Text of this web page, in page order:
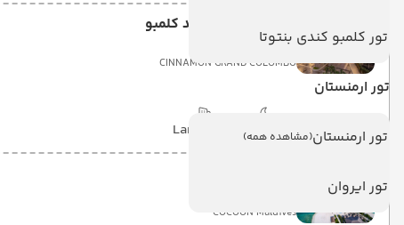
تور کلمبو کندی بنتوتا
تور ارمنستان
تور ارمنستان(مشاهده همه)
تور ایروان
هتل سینامون گرند کلمبو
CINNAMON GRAND COLOMBO
با صبحانه 2 شب
Land View
COCOON Maldives